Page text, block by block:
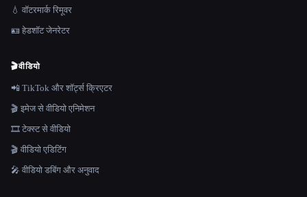
💧 वॉटरमार्क रिमूवर
🪪 हेडशॉट जेनरेटर
🎬वीडियो
📲 TikTok और शॉर्ट्स क्रिएटर
🎬 इमेज से वीडियो एनिमेशन
🎞️ टेक्स्ट से वीडियो
🎬 वीडियो एडिटिंग
🎤 वीडियो डबिंग और अनुवाद